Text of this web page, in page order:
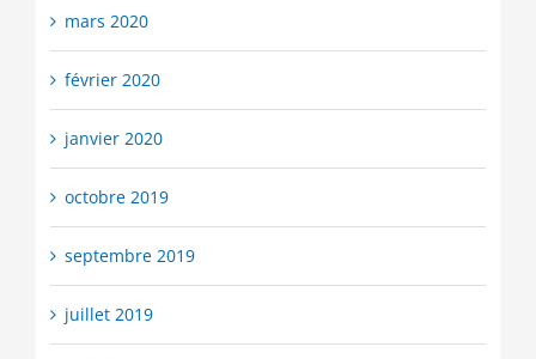
mars 2020
février 2020
janvier 2020
octobre 2019
septembre 2019
juillet 2019